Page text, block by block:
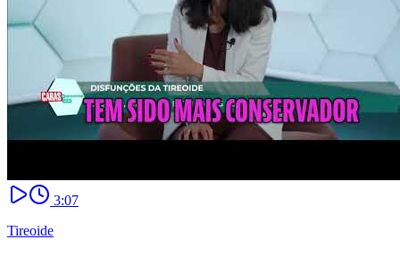
3:07
Tireoide